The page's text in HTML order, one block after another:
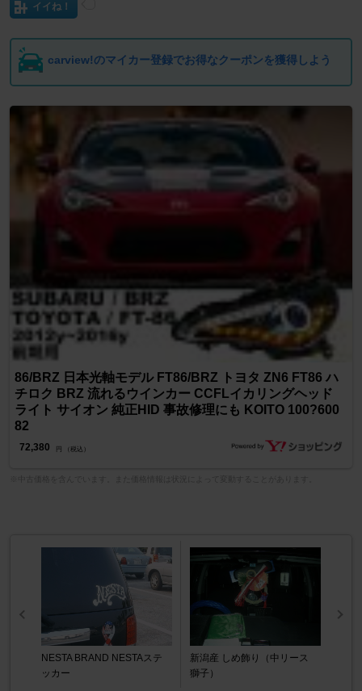
イイね！
carview!のマイカー登録でお得なクーポンを獲得しよう
86/BRZ 日本光軸モデル FT86/BRZ トヨタ ZN6 FT86 ハ
チロク BRZ 流れるウインカー CCFLイカリングヘッド
ライト サイオン 純正HID 事故修理にも KOITO 100?600
82
72,380 円 （税込）
NESTA BRAND NESTAステ
ッカー
新潟産 しめ飾り（中リース
獅子）